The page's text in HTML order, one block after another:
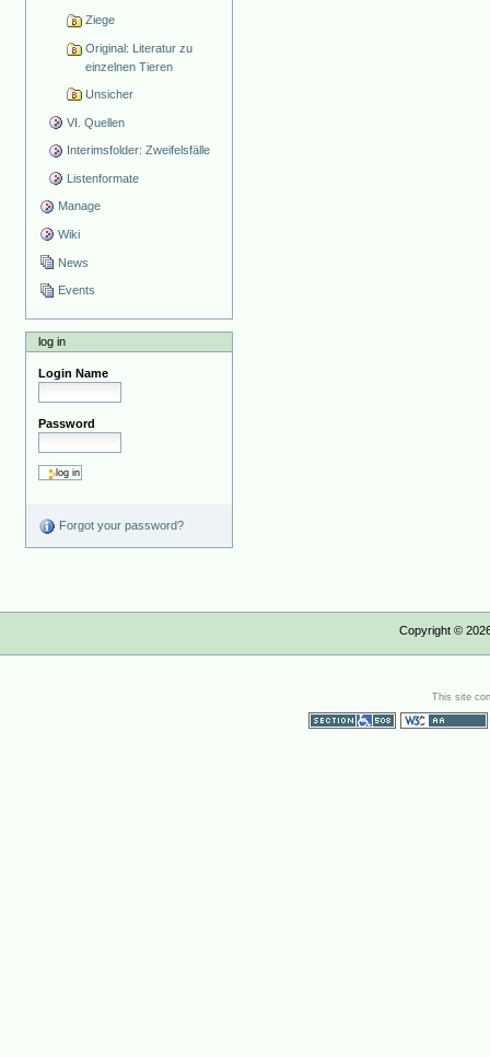
Ziege
Original: Literatur zu
einzelnen Tieren
Unsicher
VI. Quellen
Interimsfolder: Zweifelsfälle
Listenformate
Manage
Wiki
News
Events
log in
Login Name
Password
Forgot your password?
Copyright ©
This site